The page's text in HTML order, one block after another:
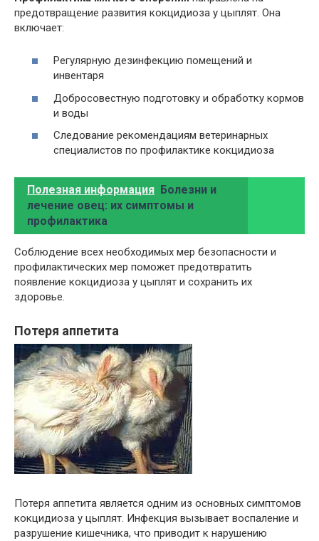
предотвращение развития кокцидиоза у цыплят. Она
включает:
Регулярную дезинфекцию помещений и
инвентаря
Добросовестную подготовку и обработку кормов
и воды
Следование рекомендациям ветеринарных
специалистов по профилактике кокцидиоза
Полезная информация Болезни и
лечение овец: их симптомы и
профилактика
Соблюдение всех необходимых мер безопасности и
профилактических мер поможет предотвратить
появление кокцидиоза у цыплят и сохранить их
здоровье.
Потеря аппетита
Потеря аппетита является одним из основных симптомов
кокцидиоза у цыплят. Инфекция вызывает воспаление и
разрушение кишечника, что приводит к нарушению